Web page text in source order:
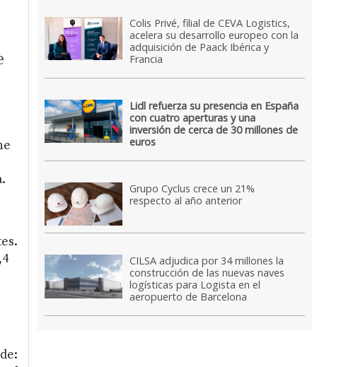
Colis Privé, filial de CEVA Logistics,
acelera su desarrollo europeo con la
adquisición de Paack Ibérica y
Francia
Lidl refuerza su presencia en España
con cuatro aperturas y una
inversión de cerca de 30 millones de
euros
Grupo Cyclus crece un 21%
respecto al año anterior
CILSA adjudica por 34 millones la
construcción de las nuevas naves
logísticas para Logista en el
aeropuerto de Barcelona